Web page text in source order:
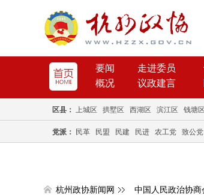
要闻 走进委员
概况
议政建言
区县： 上城区 拱墅区 西湖区 滨江区 钱塘区
党派： 民革 民盟 民建 民进 农工党 致公党
杭州政协新闻网 中国人民政治协